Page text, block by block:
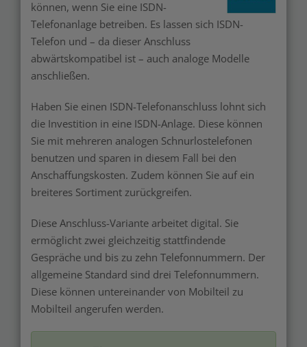
können, wenn Sie eine ISDN-
Telefonanlage betreiben. Es lassen sich ISDN-
Telefon und – da dieser Anschluss
abwärtskompatibel ist – auch analoge Modelle
anschließen.
Haben Sie einen ISDN-Telefonanschluss lohnt sich
die Investition in eine ISDN-Anlage. Diese können
Sie mit mehreren analogen Schnurlostelefonen
benutzen und sparen in diesem Fall bei den
Anschaffungskosten. Zudem können Sie auf ein
breiteres Sortiment zurückgreifen.
Diese Anschluss-Variante arbeitet digital. Sie
ermöglicht zwei gleichzeitig stattfindende
Gespräche und bis zu zehn Telefonnummern. Der
allgemeine Standard sind drei Telefonnummern.
Diese können untereinander von Mobilteil zu
Mobilteil angerufen werden.